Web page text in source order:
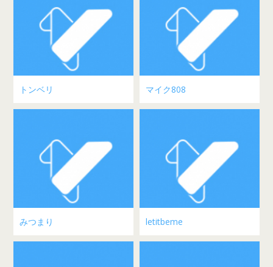
トンベリ マイク808
みつまり letitbeme